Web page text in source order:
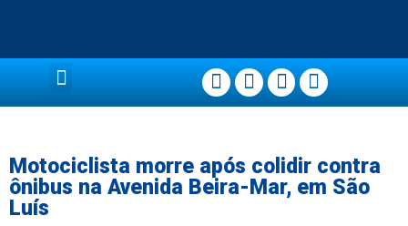
Motociclista morre após colidir contra
ônibus na Avenida Beira-Mar, em São
Luís